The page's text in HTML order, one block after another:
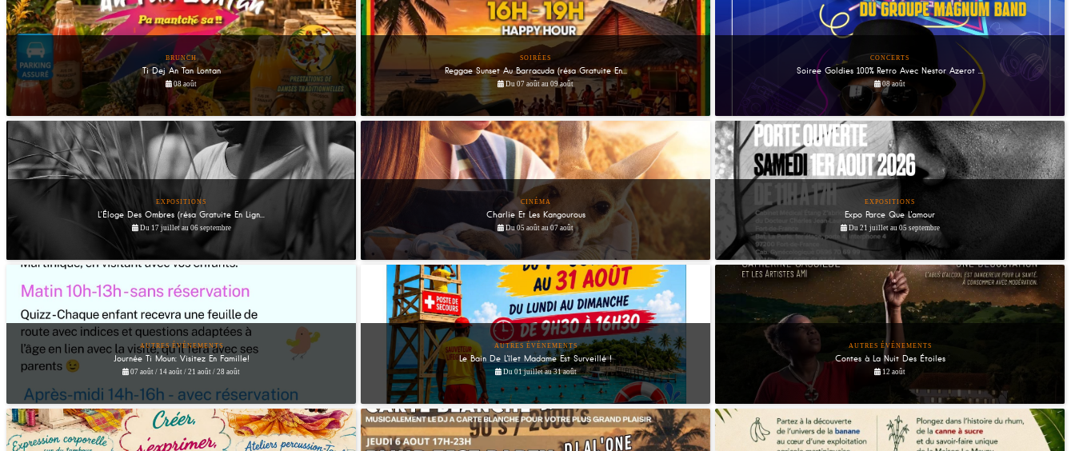
BRUNCH
Ti Dej An Tan Lontan
08 août
SOIRÉES
Reggae Sunset Au Barracuda (résa Gratuite En...
Du 07 août au 09 août
CONCERTS
Soiree Goldies 100% Retro Avec Nestor Azerot ...
08 août
EXPOSITIONS
L’Éloge Des Ombres (résa Gratuite En Lign...
Du 17 juillet au 06 septembre
CINÉMA
Charlie Et Les Kangourous
Du 05 août au 07 août
EXPOSITIONS
Expo Parce Que L'amour
Du 21 juillet au 05 septembre
AUTRES ÉVÉNEMENTS
Journée Ti Moun: Visitez En Famille!
07 août / 14 août / 21 août / 28 août
AUTRES ÉVÉNEMENTS
Le Bain De L'îlet Madame Est Surveillé !
Du 01 juillet au 31 août
AUTRES ÉVÉNEMENTS
Contes à La Nuit Des Étoiles
12 août